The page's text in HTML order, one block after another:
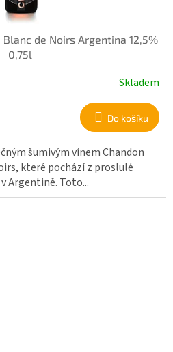
Blanc de Noirs Argentina 12,5%
0,75l
Skladem
Do košíku
šumivým vínem Chandon
které pochází z proslulé
Argentině. Toto...